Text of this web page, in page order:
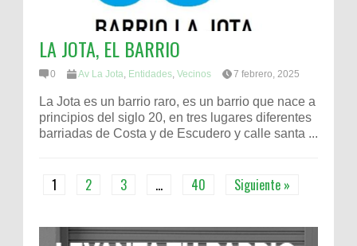
LA JOTA, EL BARRIO
0 Av La Jota, Entidades, Vecinos 7 febrero, 2025
La Jota es un barrio raro, es un barrio que nace a
principios del siglo 20, en tres lugares diferentes
barriadas de Costa y de Escudero y calle santa ...
1 2 3 … 40 Siguiente »